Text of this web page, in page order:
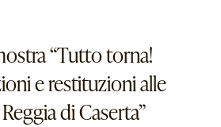
“Tutto torna!
e restituzioni alle
di Caserta”